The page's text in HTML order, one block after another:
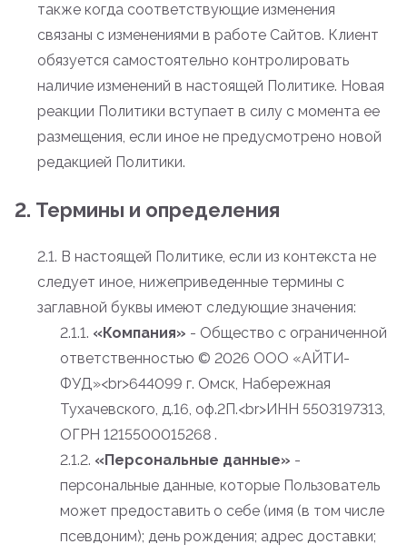
также когда соответствующие изменения
связаны с изменениями в работе Сайтов. Клиент
обязуется самостоятельно контролировать
наличие изменений в настоящей Политике. Новая
реакции Политики вступает в силу с момента ее
размещения, если иное не предусмотрено новой
редакцией Политики.
2. Термины и определения
2.1. В настоящей Политике, если из контекста не
следует иное, нижеприведенные термины с
заглавной буквы имеют следующие значения:
2.1.1. «Компания» - Общество с ограниченной
ответственностью © 2026 ООО «АЙТИ-
ФУД»<br>644099 г. Омск, Набережная
Тухачевского, д.16, оф.2П.<br>ИНН 5503197313,
ОГРН 1215500015268 .
2.1.2. «Персональные данные» -
персональные данные, которые Пользователь
может предоставить о себе (имя (в том числе
псевдоним); день рождения; адрес доставки;